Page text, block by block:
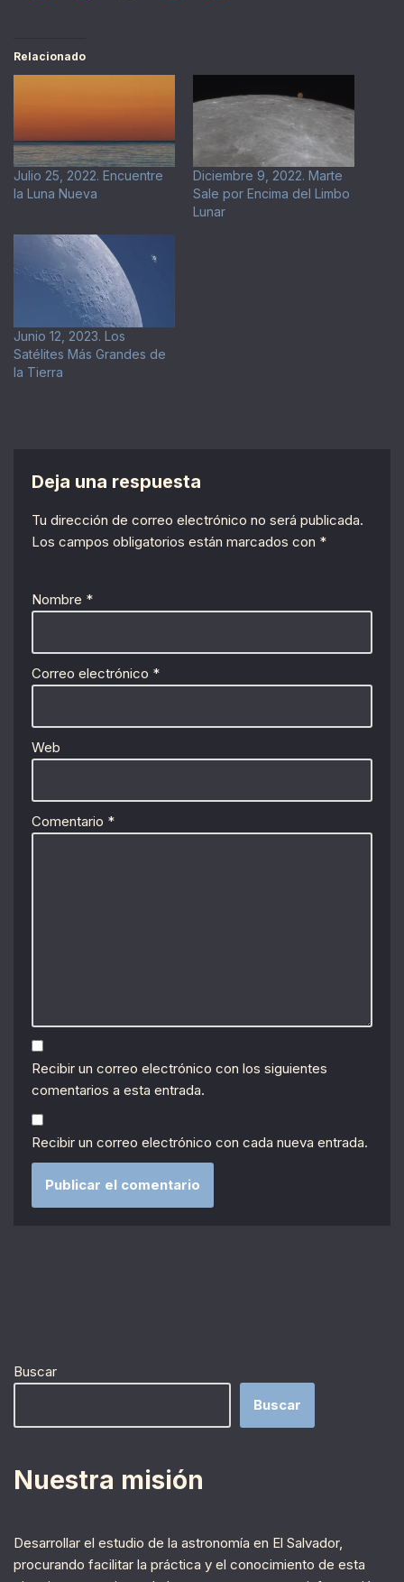
Relacionado
Julio 25, 2022. Encuentre
la Luna Nueva
Diciembre 9, 2022. Marte
Sale por Encima del Limbo
Lunar
Junio 12, 2023. Los
Satélites Más Grandes de
la Tierra
Deja una respuesta
Tu dirección de correo electrónico no será publicada.
Los campos obligatorios están marcados con *
Nombre *
Correo electrónico *
Web
Comentario *
Recibir un correo electrónico con los siguientes
comentarios a esta entrada.
Recibir un correo electrónico con cada nueva entrada.
Buscar
Buscar
Nuestra misión
Desarrollar el estudio de la astronomía en El Salvador,
procurando facilitar la práctica y el conocimiento de esta